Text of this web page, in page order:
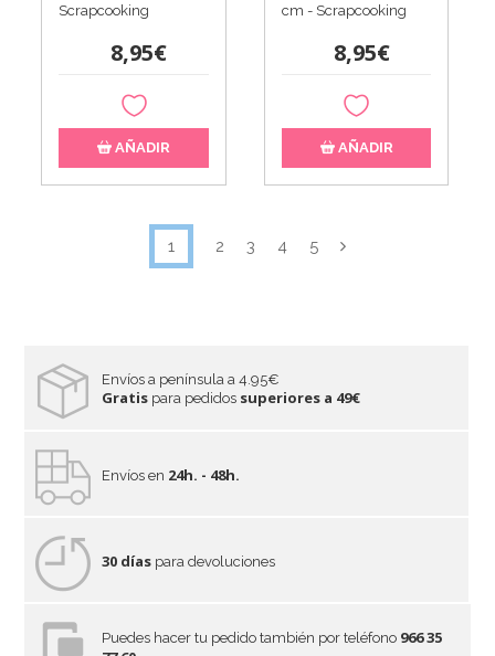
Scrapcooking
8,95€
AÑADIR
cm - Scrapcooking
8,95€
AÑADIR
1 2 3 4 5
Envíos a península a 4.95€
Gratis para pedidos superiores a 49€
Envíos en 24h. - 48h.
30 días para devoluciones
Puedes hacer tu pedido también por teléfono 966 35